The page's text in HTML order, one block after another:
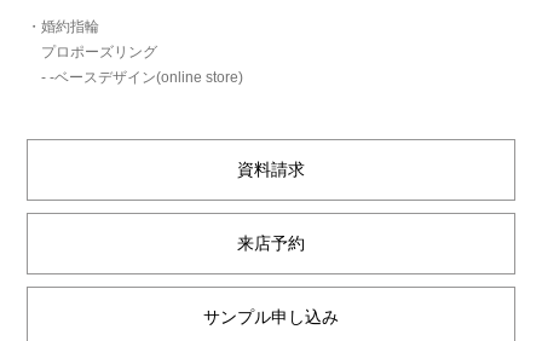
・婚約指輪
プロポーズリング
- -ベースデザイン(online store)
資料請求
来店予約
サンプル申し込み